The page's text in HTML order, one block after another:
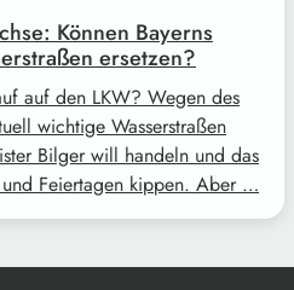
Können Bayerns
ersetzen?
auf den LKW? Wegen des
wichtige Wasserstraßen
Bilger will handeln und das
und Feiertagen kippen. Aber …